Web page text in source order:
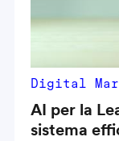
Digital
AI per la
sistema